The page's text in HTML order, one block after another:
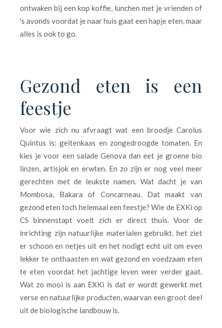
ontwaken bij een kop koffie, lunchen met je vrienden of
's avonds voordat je naar huis gaat een hapje eten, maar
alles is ook to go.
Gezond eten is een
feestje
Voor wie zich nu afvraagt wat een broodje Carolus
Quintus is: geitenkaas en zongedroogde tomaten. En
kies je voor een salade Genova dan eet je groene bio
linzen, artisjok en erwten. En zo zijn er nog veel meer
gerechten met de leukste namen. Wat dacht je van
Mombosa, Bakara of Concarneau. Dat maakt van
gezond eten toch helemaal een feestje? Wie de EXKi op
CS binnenstapt voelt zich er direct thuis. Voor de
inrichting zijn natuurlijke materialen gebruikt, het ziet
er schoon en netjes uit en het nodigt echt uit om even
lekker te onthaasten en wat gezond en voedzaam eten
te eten voordat het jachtige leven weer verder gaat.
Wat zo mooi is aan EXKi is dat er wordt gewerkt met
verse en natuurlijke producten, waarvan een groot deel
uit de biologische landbouw is.